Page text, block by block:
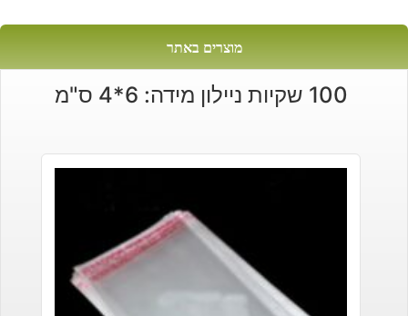
מוצרים באתר
100 שקיות ניילון מידה: 6*4 ס"מ